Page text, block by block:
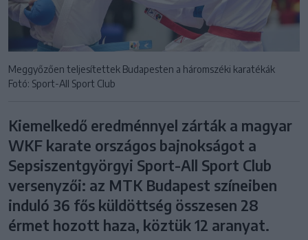
Meggyőzően teljesítettek Budapesten a háromszéki karatékák
Fotó: Sport-All Sport Club
Kiemelkedő eredménnyel zárták a magyar
WKF karate országos bajnokságot a
Sepsiszentgyörgyi Sport-All Sport Club
versenyzői: az MTK Budapest színeiben
induló 36 fős küldöttség összesen 28
érmet hozott haza, köztük 12 aranyat.